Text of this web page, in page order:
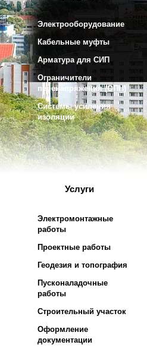
Электрооборудование
Кабельные муфты
Арматура для СИП
Ограничители
перенапряжения (ОПН)
Системы усиления
изоляции
Услуги
Электромонтажные
работы
Проектные работы
Геодезия и топография
Пусконаладочные
работы
Строительный участок
Оформление
документации